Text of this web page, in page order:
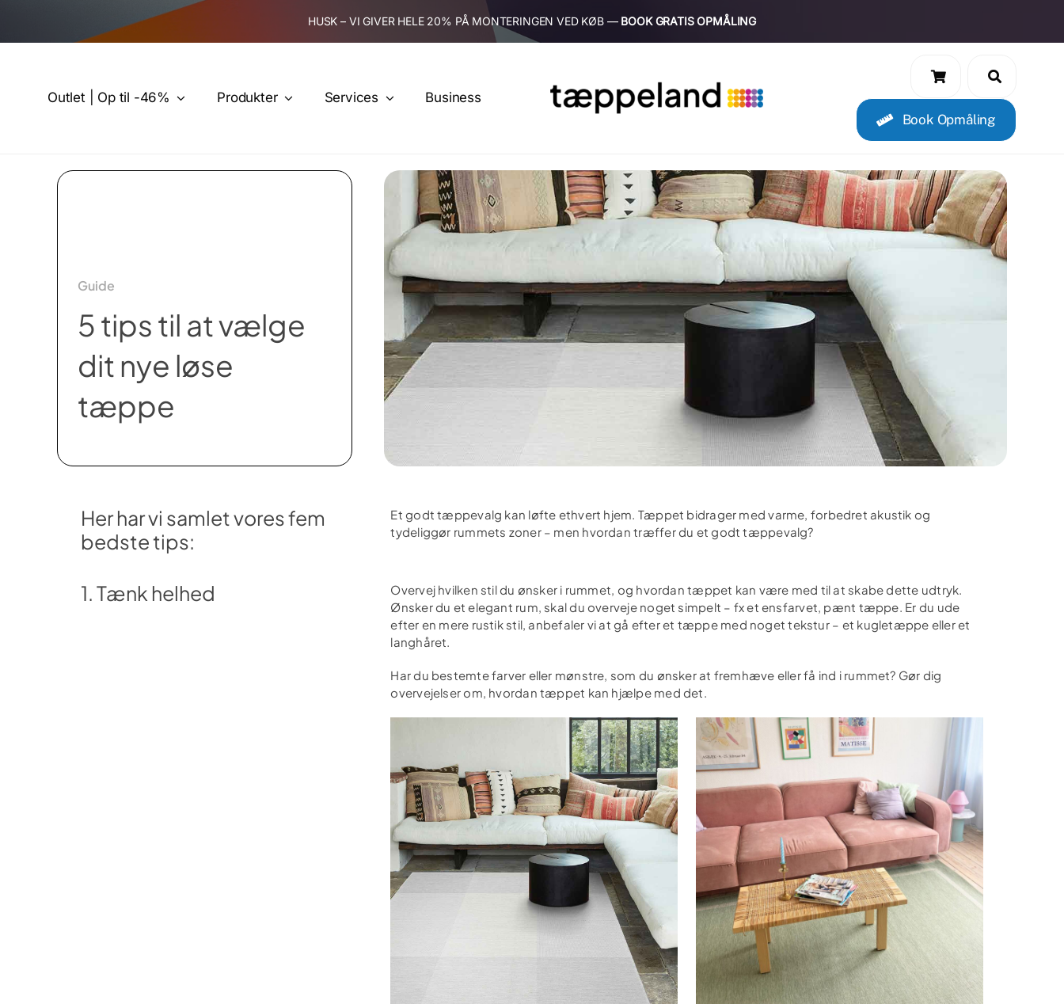
content
HUSK – VI GIVER HELE 20% PÅ MONTERINGEN VED KØB — BOOK GRATIS OPMÅLING
Outlet | Op til -46% Produkter Services
Business
Book Opmåling
Guide
5 tips til at vælge
dit nye løse
tæppe
Her har vi samlet vores fem
bedste tips:
Et godt tæppevalg kan løfte ethvert hjem. Tæppet bidrager med varme, forbedret akustik og
tydeliggør rummets zoner – men hvordan træffer du et godt tæppevalg?
1. Tænk helhed
Overvej hvilken stil du ønsker i rummet, og hvordan tæppet kan være med til at skabe dette udtryk.
Ønsker du et elegant rum, skal du overveje noget simpelt – fx et ensfarvet, pænt tæppe. Er du ude
efter en mere rustik stil, anbefaler vi at gå efter et tæppe med noget tekstur – et kugletæppe eller et
langhåret.
Har du bestemte farver eller mønstre, som du ønsker at fremhæve eller få ind i rummet? Gør dig
overvejelser om, hvordan tæppet kan hjælpe med det.